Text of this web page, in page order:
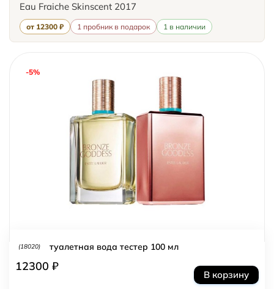
Eau Fraiche Skinscent 2017
от 12300 ₽ 1 пробник в подарок 1 в наличии
-5%
(18020) туалетная вода тестер 100 мл
12300 ₽
В корзину